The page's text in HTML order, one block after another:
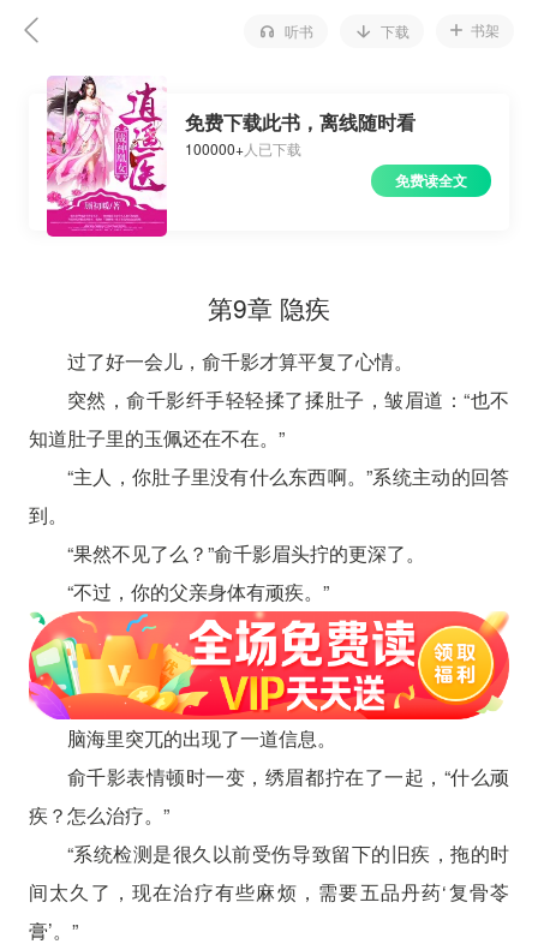
听书 下载 书架
免费下载此书，离线随时看
100000+人已下载
免费读全文
第9章 隐疾
过了好一会儿，俞千影才算平复了心情。
突然，俞千影纤手轻轻揉了揉肚子，皱眉道：“也不
知道肚子里的玉佩还在不在。”
“主人，你肚子里没有什么东西啊。”系统主动的回答
到。
“果然不见了么？”俞千影眉头拧的更深了。
“不过，你的父亲身体有顽疾。”
脑海里突兀的出现了一道信息。
俞千影表情顿时一变，绣眉都拧在了一起，“什么顽
疾？怎么治疗。”
“系统检测是很久以前受伤导致留下的旧疾，拖的时
间太久了，现在治疗有些麻烦，需要五品丹药‘复骨苓
膏’。”